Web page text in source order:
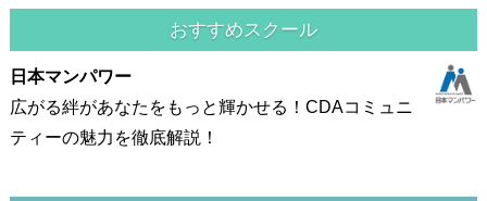
おすすめスクール
日本マンパワー
広がる絆があなたをもっと輝かせる！CDAコミュニ
ティーの魅力を徹底解説！